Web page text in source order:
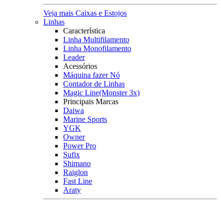
Veja mais Caixas e Estojos
Linhas
Característica
Linha Multifilamento
Linha Monofilamento
Leader
Acessórios
Máquina fazer Nó
Contador de Linhas
Magic Line(Monster 3x)
Principais Marcas
Daiwa
Marine Sports
YGK
Owner
Power Pro
Sufix
Shimano
Raiglon
Fast Line
Araty